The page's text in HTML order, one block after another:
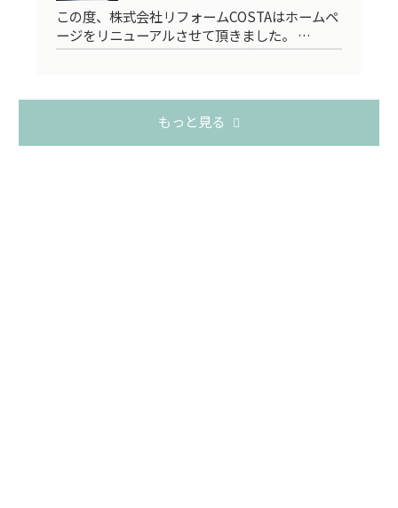
この度、株式会社リフォームCOSTAはホームペ
ージをリニューアルさせて頂きました。 …
もっと見る